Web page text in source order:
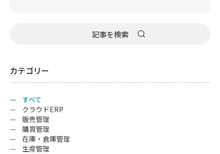
カテゴリー
すべて
クラウドERP
販売管理
購買管理
在庫・倉庫管理
生産管理